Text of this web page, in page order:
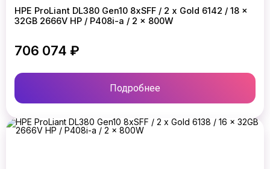
HPE ProLiant DL380 Gen10 8xSFF / 2 x Gold 6142 / 18 x
32GB 2666V HP / P408i-a / 2 x 800W
706 074 ₽
Подробнее